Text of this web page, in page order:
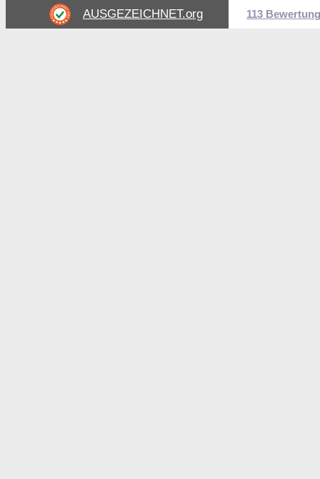
AUSGEZEICHNET.org 113